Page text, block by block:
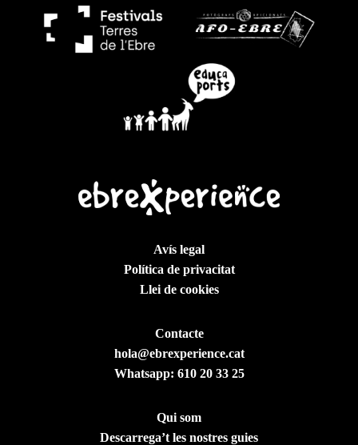
Avís legal
Política de privacitat
Llei de cookies
Contacte
hola@ebrexperience.cat
Whatsapp: 610 20 33 25
Qui som
Descarrega’t les nostres guies